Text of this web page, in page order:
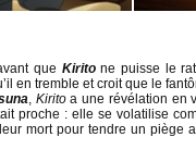
que Kiritone puisse le
en tremble et croit que le
, Kiritoa une révélation en
proche : elle se volatilise
mort pour tendre un piège